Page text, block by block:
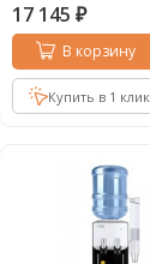
17 145 ₽
В корзину
Купить в 1 клик